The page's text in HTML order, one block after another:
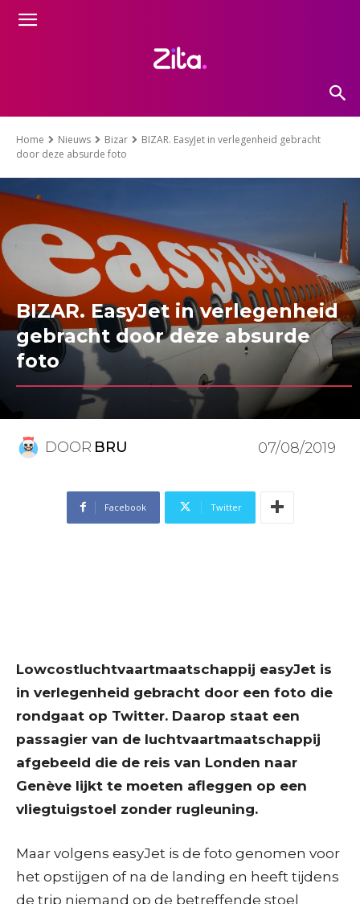
Home Nieuws Bizar
BIZAR. EasyJet in verlegenheid gebracht
door deze absurde foto
BIZAR. EasyJet in verlegenheid
gebracht door deze absurde
foto
DOOR BRU 07/08/2019
Facebook Twitter
Lowcostluchtvaartmaatschappij easyJet is
in verlegenheid gebracht door een foto die
rondgaat op Twitter. Daarop staat een
passagier van de luchtvaartmaatschappij
afgebeeld die de reis van Londen naar
Genève lijkt te moeten afleggen op een
vliegtuigstoel zonder rugleuning.
Maar volgens easyJet is de foto genomen voor
het opstijgen of na de landing en heeft tijdens
de trip niemand op de betreffende stoel